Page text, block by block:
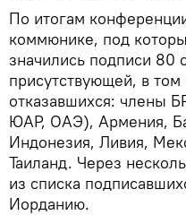
По итогам
коммюнике, под
значились подписи 80
присутствующей, в
отказавшихся: члены
ЮАР, ОАЭ), Армения,
Индонезия, Ливия,
Таиланд. Через
из списка
Иорданию.